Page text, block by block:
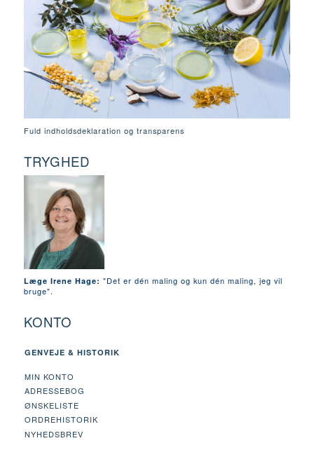
Fuld indholdsdeklaration og transparens
TRYGHED
Læge Irene Hage: "Det er dén maling og kun dén maling, jeg vil
bruge".
KONTO
GENVEJE & HISTORIK
MIN KONTO
ADRESSEBOG
ØNSKELISTE
ORDREHISTORIK
NYHEDSBREV